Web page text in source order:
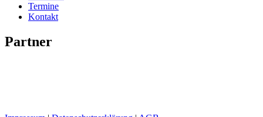
Termine
Kontakt
Partner